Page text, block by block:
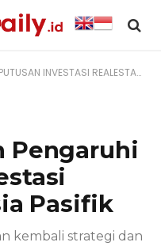
REALESTAT DI ASIA PASIFIK
Pengaruhi
Pasifik
kembali strategi dan